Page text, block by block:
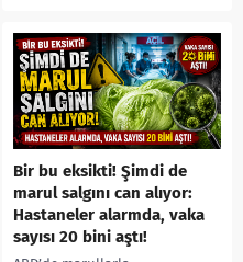
yerine sevk edilen...
Bir bu eksikti! Şimdi de
marul salgını can alıyor:
Hastaneler alarmda, vaka
sayısı 20 bini aştı!